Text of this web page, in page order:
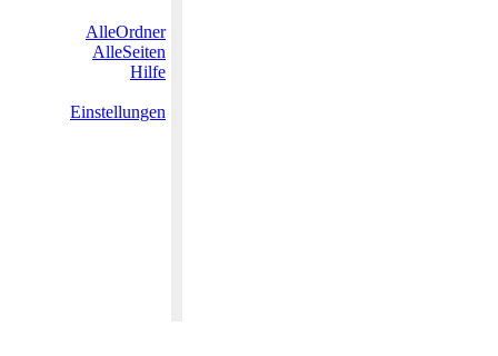
AlleOrdner
AlleSeiten
Hilfe
Einstellungen